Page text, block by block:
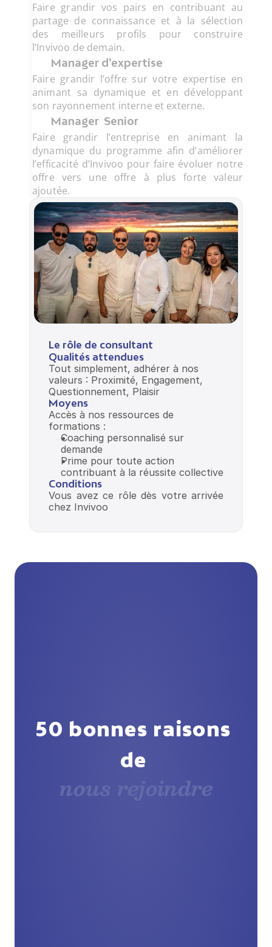
Faire grandir vos pairs en contribuant au
partage de connaissance et à la sélection
des meilleurs profils pour construire
l’Invivoo de demain.
Manager d’expertise
Faire grandir l’offre sur votre expertise en
animant sa dynamique et en développant
son rayonnement interne et externe.
Manager  Senior
Faire grandir l’entreprise en animant la
dynamique du programme afin d’améliorer
l’efficacité d’Invivoo pour faire évoluer notre
offre vers une offre à plus forte valeur
ajoutée.
Le rôle de consultant
Qualités attendues
Tout simplement, adhérer à nos
valeurs : Proximité, Engagement,
Questionnement, Plaisir
Moyens
Accès à nos ressources de
formations :
Coaching personnalisé sur
demande
Prime pour toute action
contribuant à la réussite collective
Conditions
Vous avez ce rôle dès votre arrivée
chez Invivoo
50 bonnes raisons
de
nous rejoindre
nous rejoindre